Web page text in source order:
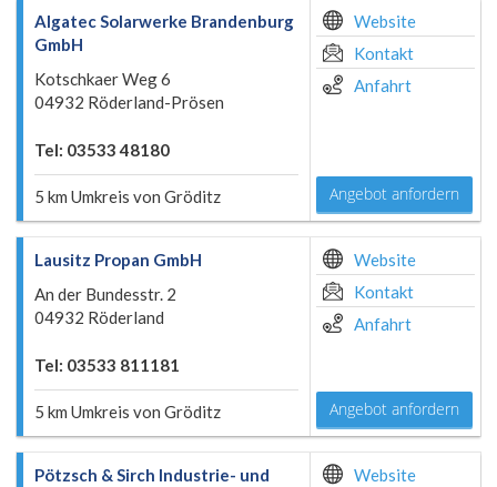
Algatec Solarwerke Brandenburg
GmbH
Kotschkaer Weg 6
04932 Röderland-Prösen
Tel: 03533 48180
5 km Umkreis von Gröditz
Website
Kontakt
Anfahrt
Angebot anfordern
Lausitz Propan GmbH
An der Bundesstr. 2
04932 Röderland
Tel: 03533 811181
5 km Umkreis von Gröditz
Website
Kontakt
Anfahrt
Angebot anfordern
Pötzsch & Sirch Industrie- und
Website